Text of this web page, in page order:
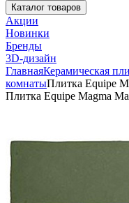
Каталог товаров
Акции
Новинки
Бренды
3D-дизайн
ГлавнаяКерамическая
комнатыПлитка Equipe
Плитка Equipe Magma